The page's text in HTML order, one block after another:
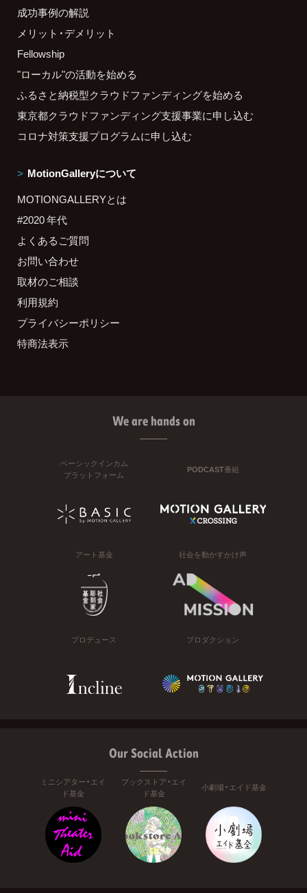
成功事例の解説
メリット・デメリット
Fellowship
"ローカル"の活動を始める
ふるさと納税型クラウドファンディングを始める
東京都クラウドファンディング支援事業に申し込む
コロナ対策支援プログラムに申し込む
MotionGalleryについて
MOTIONGALLERYとは
#2020 年代
よくあるご質問
お問い合わせ
取材のご相談
利用規約
プライバシーポリシー
特商法表示
We are hands on
ベーシックインカム
プラットフォーム
PODCAST番組
アート基金 社会を動かすかけ声
プロデュース プロダクション
Our Social Action
ミニシアター・エイ
ド基金
ブックストア・エイ
ド基金
小劇場・エイド基金